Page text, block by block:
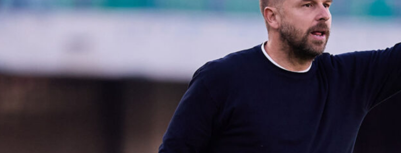
6 Agosto 2026
Corona attacca il Cagliari sul caso
Esposito: “Ho prove, Giulini voleva
ingannare i tifosi”